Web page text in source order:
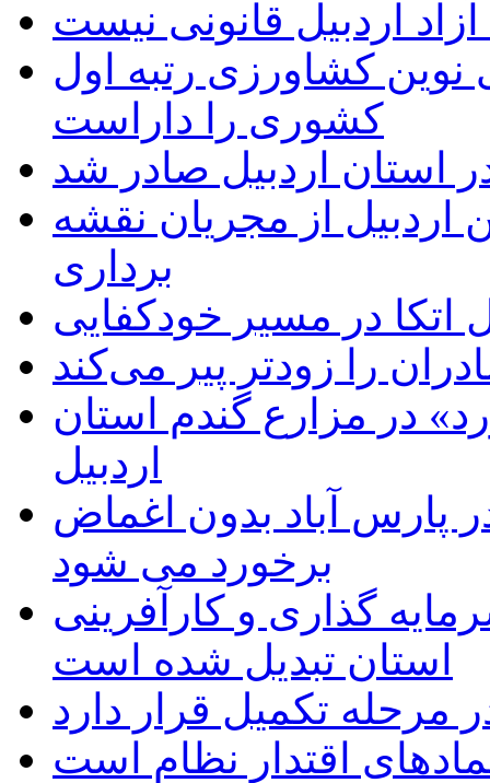
اردبیل قانونی نیست
نوین کشاورزی رتبه اول
کشوری را داراست
استان اردبیل صادر شد
از مجریان نقشه
برداری
در مسیر خودکفایی
را زودتر پیر می‌کند
در مزارع گندم استان
اردبیل
پارس آباد بدون اغماض
برخورد می شود
گذاری و کارآفرینی
استان تبدیل شده است
مرحله تکمیل قرار دارد
اقتدار نظام است